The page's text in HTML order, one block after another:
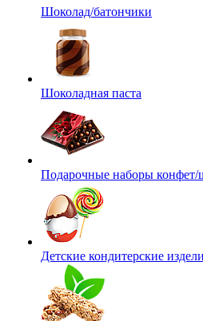
Шоколад/батончики
Шоколадная паста
Подарочные наборы конфет/
Детские кондитерские